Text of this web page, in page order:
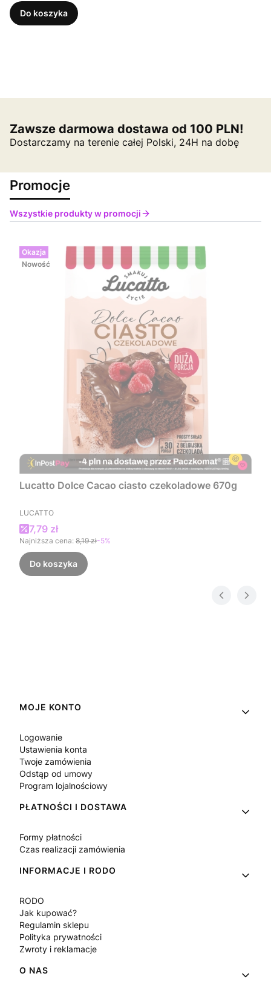
Do koszyka
Zawsze darmowa dostawa od 100 PLN!
Dostarczamy na terenie całej Polski, 24H na dobę
Promocje
Wszystkie produkty w promocji
Okazja
Nowość
Lucatto Dolce Cacao ciasto czekoladowe 670g
PRODUCENT
LUCATTO
Cena promocyjna
7,79 zł
Najniższa cena: 8,19 zł-5%
Do koszyka
Linki w stopce
MOJE KONTO
Logowanie
Ustawienia konta
Twoje zamówienia
Odstąp od umowy
Program lojalnościowy
PŁATNOŚCI I DOSTAWA
Formy płatności
Czas realizacji zamówienia
INFORMACJE I RODO
RODO
Jak kupować?
Regulamin sklepu
Polityka prywatności
Zwroty i reklamacje
O NAS